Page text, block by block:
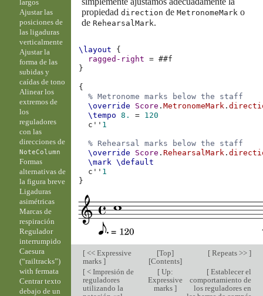
propiedad direction de MetronomeMark o
de RehearsalMark.
\layout
{
ragged-right
= ##f
}
{
% Metronome marks below the staff
\override
Score .MetronomeMark .
\tempo
8. = 120
c'' 1
% Rehearsal marks below the staff
\override
Score .RehearsalMark .
\mark \default
c'' 1
}
[<< Expressive
marks ]
[Top]
[Contents]
[Repeats >> ]
[< Impresión de
reguladores
utilizando la
[Up:
Expressive
marks ]
[Establecer el
comportamiento de
los reguladores en
largos
Ajustar las
posiciones de
las ligaduras
verticalmente
Ajustar la
forma de las
subidas y
caídas de tono
Alinear los
extremos de
los
reguladores
con las
direcciones de
NoteColumn
Formas
alternativas de
la figura breve
Ligaduras
asimétricas
Marcas de
respiración
Regulador
interrumpido
Caesura
(“railtracks”)
with fermata
Centrar texto
debajo de un